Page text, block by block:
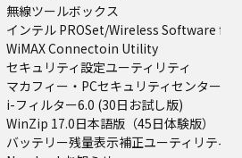
無線ツールボックス
インテル PROSet/Wireless Software
WiMAX Connectoin Utility
セキュリティ設定ユーティリティ
マカフィー・PCセキュリティセンター
i-フィルター6.0 (30日お試し版)
WinZip 17.0日本語版（45日体験版）
バッテリー残量表示補正ユーティリティ